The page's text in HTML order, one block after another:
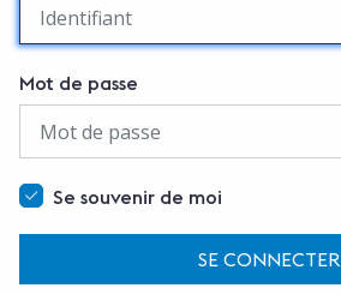
Mot de passe
Se souvenir de moi
SE CONNECTER